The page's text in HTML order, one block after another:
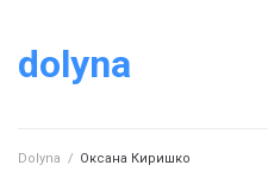
dolyna
Dolyna / Оксана Киришко